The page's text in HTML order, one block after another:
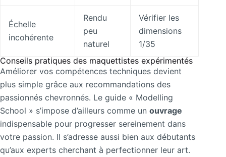
Échelle
incohérente
Rendu
peu
naturel
Vérifier les
dimensions
1/35
Conseils pratiques des maquettistes expérimentés
Améliorer vos compétences techniques devient
plus simple grâce aux recommandations des
passionnés chevronnés. Le guide « Modelling
School » s’impose d’ailleurs comme un ouvrage
indispensable pour progresser sereinement dans
votre passion. Il s’adresse aussi bien aux débutants
qu’aux experts cherchant à perfectionner leur art.